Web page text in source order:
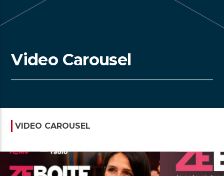
Video Carousel
VIDEO CAROUSEL